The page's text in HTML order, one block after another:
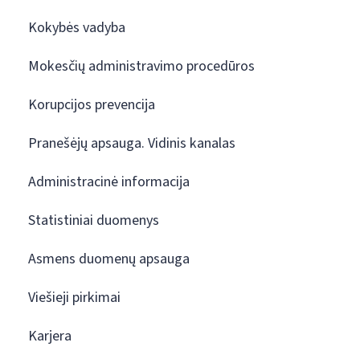
Kokybės vadyba
Mokesčių administravimo procedūros
Korupcijos prevencija
Pranešėjų apsauga. Vidinis kanalas
Administracinė informacija
Statistiniai duomenys
Asmens duomenų apsauga
Viešieji pirkimai
Karjera